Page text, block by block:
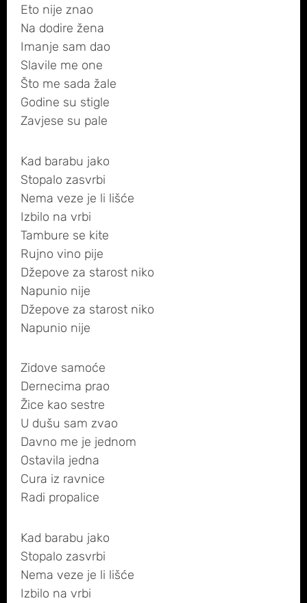
Eto nije znao
Na dodire žena
Imanje sam dao
Slavile me one
Što me sada žale
Godine su stigle
Zavjese su pale
Kad barabu jako
Stopalo zasvrbi
Nema veze je li lišće
Izbilo na vrbi
Tambure se kite
Rujno vino pije
Džepove za starost niko
Napunio nije
Džepove za starost niko
Napunio nije
Zidove samoće
Dernecima prao
Žice kao sestre
U dušu sam zvao
Davno me je jednom
Ostavila jedna
Cura iz ravnice
Radi propalice
Kad barabu jako
Stopalo zasvrbi
Nema veze je li lišće
Izbilo na vrbi